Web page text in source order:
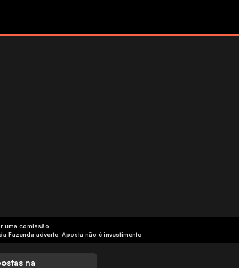
uma comissão.
Fazenda adverte: Aposta não é investimento
na